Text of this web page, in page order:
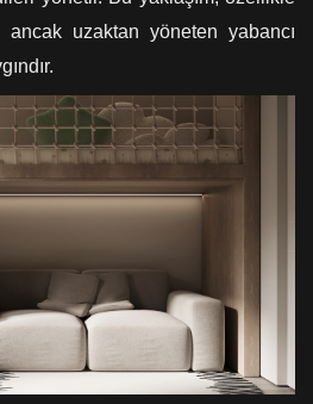
uzaktan yöneten yabancı